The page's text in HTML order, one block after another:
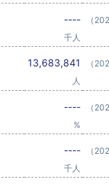
----
千人
（
13,683,841
人
（
----
%
（
----
千人
（